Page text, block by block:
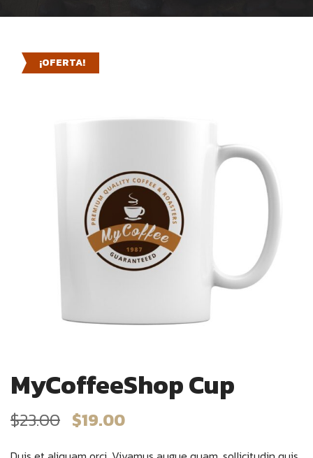
¡OFERTA!
MyCoffeeShop Cup
$23.00 El
$19.00